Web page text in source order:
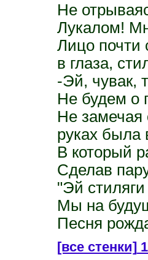
Не
Лукалом!
Лицо почти
в глаза,
-Эй, чувак,
Не будем о
Не замечая
руках была
В который
Сделав
"Эй
Мы на
Песня
[все стенки]